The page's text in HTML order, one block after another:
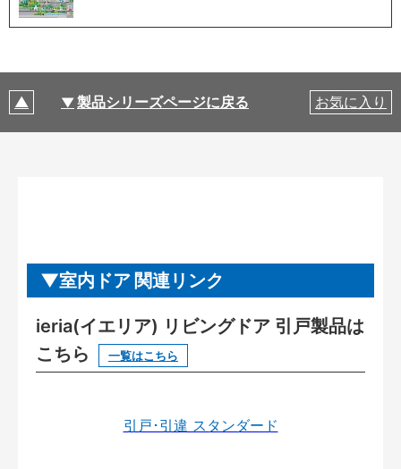
製品シリーズページに戻る お気に入り
室内ドア 関連リンク
ieria(イエリア) リビングドア 引戸製品は
こちら
一覧はこちら
引戸･引違 スタンダード